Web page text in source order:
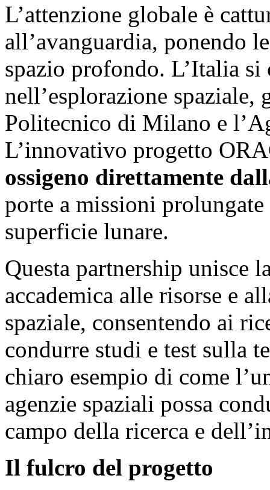
L’attenzione globale è
all’avanguardia, ponendo
spazio profondo. L’Italia si
nell’esplorazione
Politecnico di Milano e
L’innovativo progetto
ossigeno direttamente
porte a missioni
superficie lunare.
Questa partnership unisce
accademica alle risorse e
spaziale, consentendo ai
condurre studi e test sulla
chiaro esempio di come
agenzie spaziali possa
campo della ricerca e
Il fulcro del progetto